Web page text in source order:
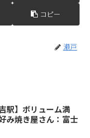
コピー
瀬戸
駅】ボリューム満
み焼き屋さん：富士